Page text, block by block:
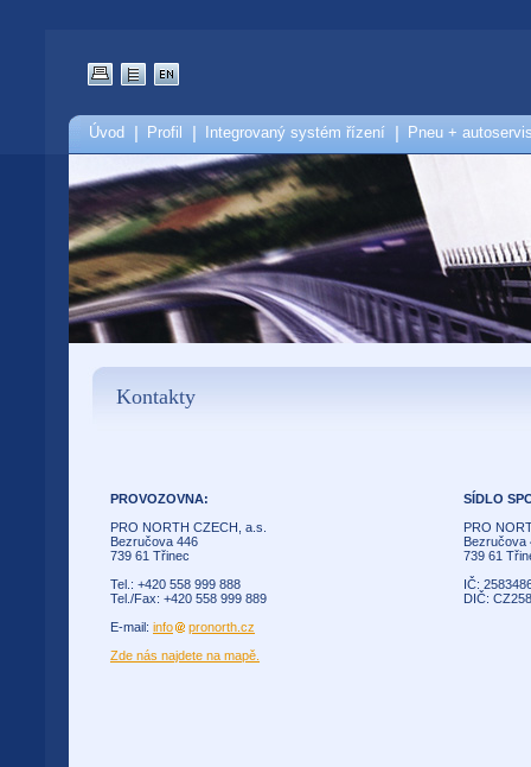
Úvod Profil Integrovaný systém řízení Pneu +
Kontakty
PROVOZOVNA:
PRO NORTH CZECH, a.s.
Bezručova 446
739 61 Třinec
Tel.: +420 558 999 888
Tel./Fax: +420 558 999 889
E-mail: info
pronorth.cz
Zde nás najdete na mapě.
SÍDLO
PRO
Bezručova
739 61
IČ:
DIČ: